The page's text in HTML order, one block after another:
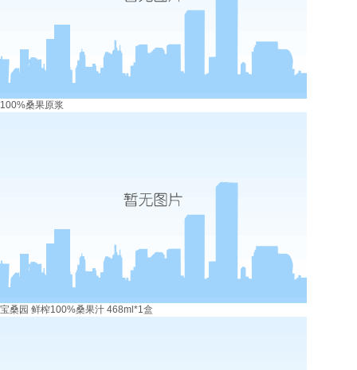
100%桑果原浆
宝桑园 鲜榨100%桑果汁 468ml*1盒